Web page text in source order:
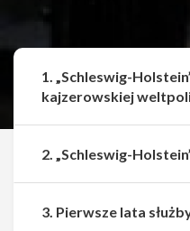
1. „Schleswig-
kajzerowskiej
2. „Schleswig-
3. Pierwsze lata